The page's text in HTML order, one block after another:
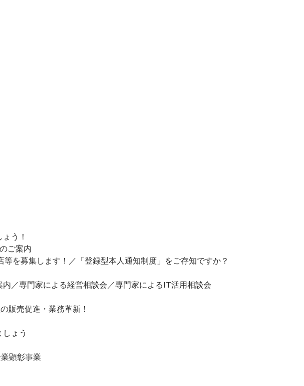
う！
ご案内
を募集します！／「登録型本人通知制度」をご存知ですか？
／専門家による経営相談会／専門家によるIT活用相談会
売促進・業務革新！
ょう
顕彰事業